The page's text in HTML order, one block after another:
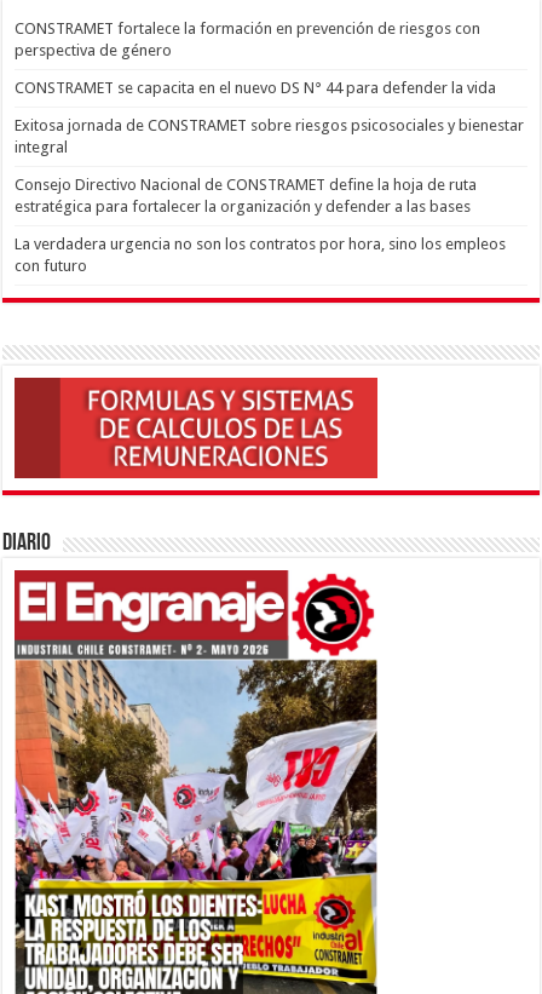
CONSTRAMET fortalece la formación en prevención de riesgos con
perspectiva de género
CONSTRAMET se capacita en el nuevo DS N° 44 para defender la vida
Exitosa jornada de CONSTRAMET sobre riesgos psicosociales y bienestar
integral
Consejo Directivo Nacional de CONSTRAMET define la hoja de ruta
estratégica para fortalecer la organización y defender a las bases
La verdadera urgencia no son los contratos por hora, sino los empleos
con futuro
Diario